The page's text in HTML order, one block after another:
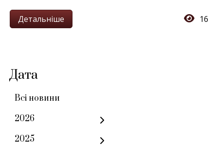
Дата
Всі новини
2026
2025
Детальніше 16